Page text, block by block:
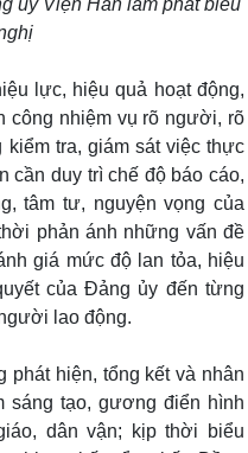
lực, hiệu quả hoạt động,
công nhiệm vụ rõ người, rõ
tra, giám sát việc thực
cần duy trì chế độ báo cáo,
tâm tư, nguyện vọng của
phản ánh những vấn đề
giá mức độ lan tỏa, hiệu
của Đảng ủy đến từng
lao động.
phát hiện, tổng kết và nhân
sáng tạo, gương điển hình
dân vận; kịp thời biểu